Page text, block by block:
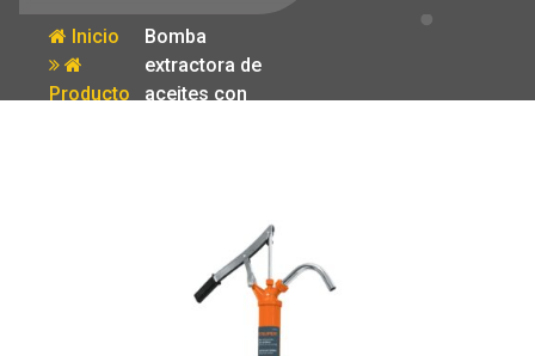
Inicio
Producto
Bomba
extractora de
aceites con